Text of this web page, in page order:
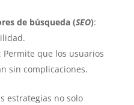
de búsqueda (SEO):
Permite que los usuarios
sin complicaciones.
estrategias no solo